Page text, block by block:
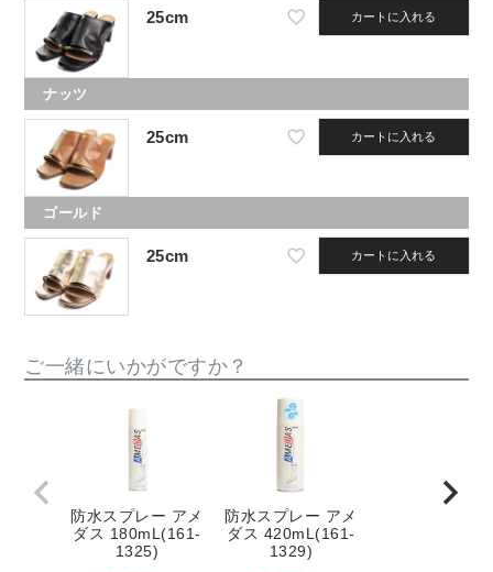
25cm カートに入れる
ナッツ
25cm カートに入れる
ゴールド
25cm カートに入れる
ご一緒にいかがですか？
防水スプレー アメ
ダス 180mL(161-
1325)
防水スプレー アメ
ダス 420mL(161-
1329)